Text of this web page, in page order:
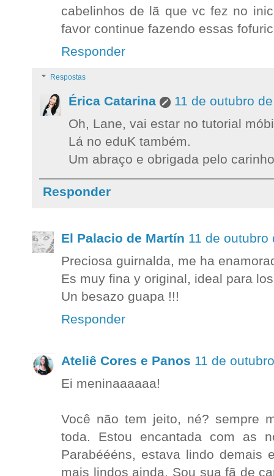
cabelinhos de lã que vc fez no
favor continue fazendo essas
Responder
Respostas
Érica Catarina
11 de outubro
Oh, Lane, vai estar no tutorial
Lá no eduK também.
Um abraço e obrigada pelo
Responder
El Palacio de Martín 11 de outubro
Preciosa guirnalda, me ha
Es muy fina y original, ideal para
Un besazo guapa !!!
Responder
Ateliê Cores e Panos 11 de
Ei meninaaaaaa!
Você não tem jeito, né? sempre
toda. Estou encantada com as
Parabéééns, estava lindo demais
mais lindos ainda. Sou sua fã de